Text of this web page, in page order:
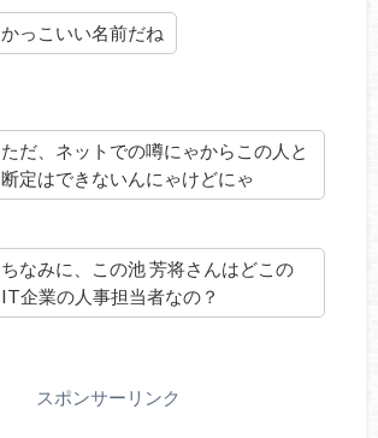
かっこいい名前だね
ただ、ネットでの噂にゃからこの人と
断定はできないんにゃけどにゃ
ちなみに、この池 芳将さんはどこの
IT企業の人事担当者なの？
スポンサーリンク